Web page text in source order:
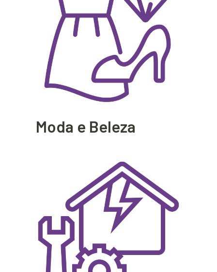
Moda e Beleza